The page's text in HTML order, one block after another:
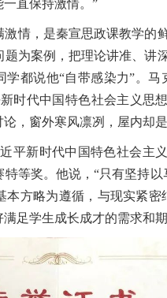
直保持激情。”
情，是秦宣思政课教学的
为案例，把理论讲准、讲
都说他“自带感染力”。马
时代中国特色社会主义思
，窗外寒风凛冽，屋内却是
平新时代中国特色社会主
等奖。他说，“只有坚持以
本方略为遵循，与现实紧密
足学生成长成才的需求和